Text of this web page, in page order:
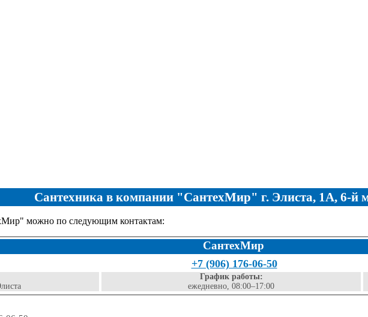
Сантехника в компании "СантехМир" г. Элиста, 1А, 6-й
можно по следующим контактам:
СантехМир
+7 (906) 176-06-50
График работы:
ежедневно, 08:00–17:00